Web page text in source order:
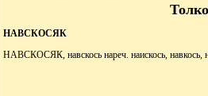
НАВСКОСЯК
НАВСКОСЯК, навскось нареч. наискось, навкось,